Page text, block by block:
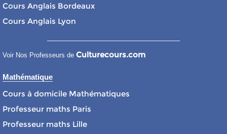
Cours Anglais Bordeaux
Cours Anglais Lyon
Voir Nos Professeurs de Culturecours.com
Mathématique
Cours à domicile Mathématiques
Professeur maths Paris
Professeur maths Lille